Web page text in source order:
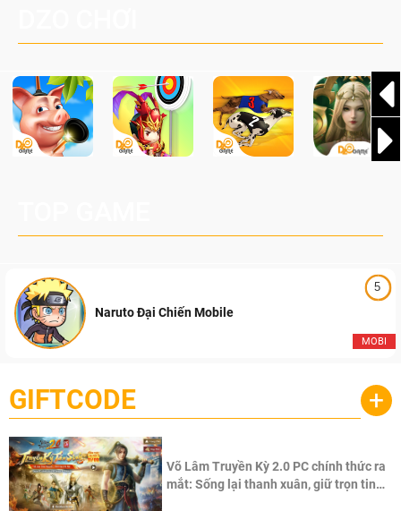
5
MOBI
Naruto Đại Chiến Mobile
GIFTCODE +
Võ Lâm Truyền Kỳ 2.0 PC chính thức ra
mắt: Sống lại thanh xuân, giữ trọn tinh